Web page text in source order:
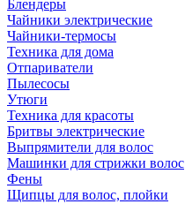
Блендеры
Чайники электрические
Чайники-термосы
Техника для дома
Отпариватели
Пылесосы
Утюги
Техника для красоты
Бритвы электрические
Выпрямители для волос
Машинки для стрижки волос
Фены
Щипцы для волос, плойки